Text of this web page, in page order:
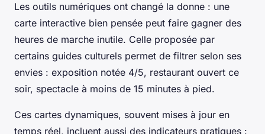
Les outils numériques ont changé la donne : une
carte interactive bien pensée peut faire gagner des
heures de marche inutile. Celle proposée par
certains guides culturels permet de filtrer selon ses
envies : exposition notée 4/5, restaurant ouvert ce
soir, spectacle à moins de 15 minutes à pied.
Ces cartes dynamiques, souvent mises à jour en
temps réel, incluent aussi des indicateurs pratiques :